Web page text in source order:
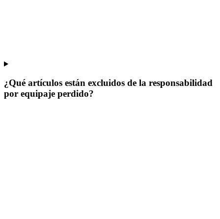
¿Qué artículos están excluidos de la responsabilidad
por equipaje perdido?